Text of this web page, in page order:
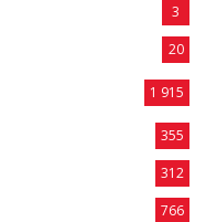
3
20
1 915
355
312
766